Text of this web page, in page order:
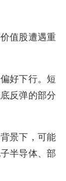
值股遭遇重
好下行。短
反弹的部分
景下，可能
半导体、部